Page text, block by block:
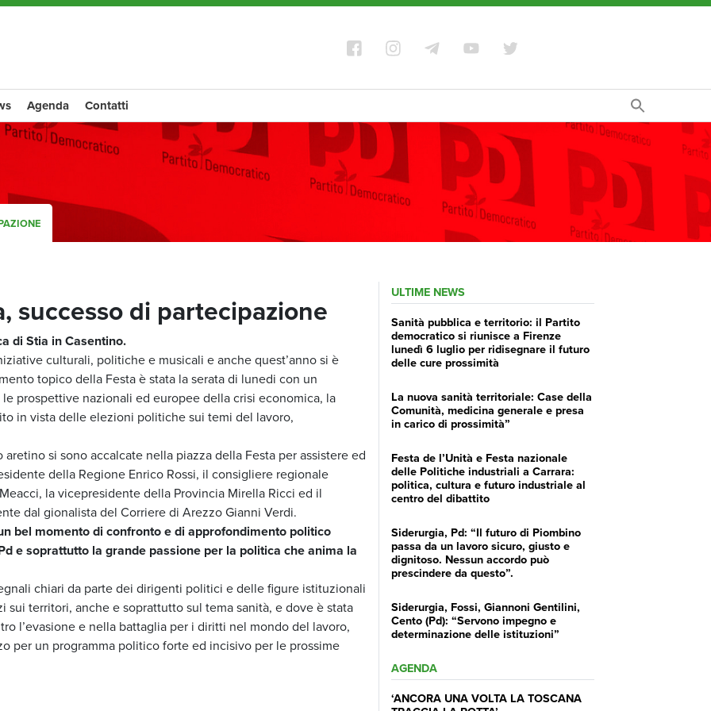
Agenda Contatti
successo di partecipazione
di Stia in Casentino.
culturali, politiche e musicali e anche quest’anno si è
topico della Festa è stata la serata di lunedi con un
prospettive nazionali ed europee della crisi economica, la
in vista delle elezioni politiche sui temi del lavoro,
si sono accalcate nella piazza della Festa per assistere ed
della Regione Enrico Rossi, il consigliere regionale
la vicepresidente della Provincia Mirella Ricci ed il
dal gionalista del Corriere di Arezzo Gianni Verdi.
bel momento di confronto e di approfondimento politico
e soprattutto la grande passione per la politica che anima la
chiari da parte dei dirigenti politici e delle figure istituzionali
territori, anche e soprattutto sul tema sanità, e dove è stata
l’evasione e nella battaglia per i diritti nel mondo del lavoro,
per un programma politico forte ed incisivo per le prossime
ULTIME NEWS
Sanità pubblica e territorio: il Partito
democratico si riunisce a Firenze
lunedì 6 luglio per ridisegnare il futuro
delle cure prossimità
La nuova sanità territoriale: Case della
Comunità, medicina generale e presa
in carico di prossimità”
Festa de l’Unità e Festa nazionale
delle Politiche industriali a Carrara:
politica, cultura e futuro industriale al
centro del dibattito
Siderurgia, Pd: “Il futuro di Piombino
passa da un lavoro sicuro, giusto e
dignitoso. Nessun accordo può
prescindere da questo”.
Siderurgia, Fossi, Giannoni Gentilini,
Cento (Pd): “Servono impegno e
determinazione delle istituzioni”
AGENDA
‘ANCORA UNA VOLTA LA TOSCANA